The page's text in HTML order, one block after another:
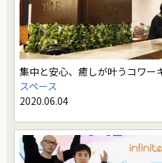
集中と安心、癒しが叶うコワ
スペース
2020.06.04